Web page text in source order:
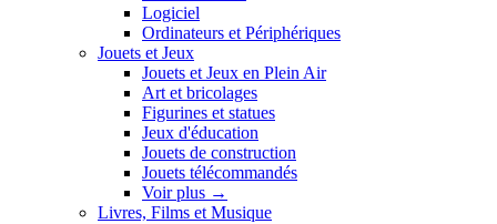
Logiciel
Ordinateurs et Périphériques
Jouets et Jeux
Jouets et Jeux en Plein Air
Art et bricolages
Figurines et statues
Jeux d'éducation
Jouets de construction
Jouets télécommandés
Voir plus →
Livres, Films et Musique